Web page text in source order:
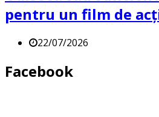
pentru un film de
22/07/2026
Facebook